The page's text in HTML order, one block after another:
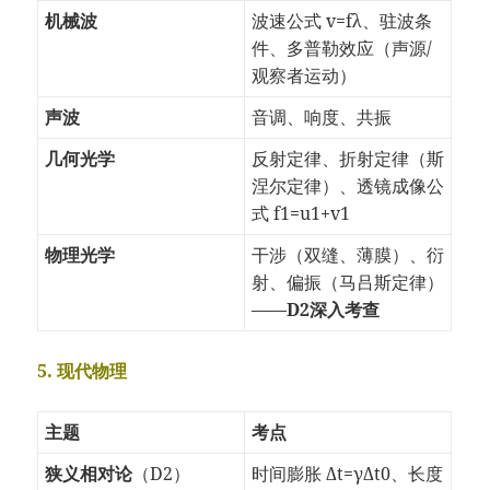
机械波 波速公式v=fλ、驻波条
件、多普勒效应（声源/
观察者运动）
声波
音调、响度、共振
几何光学
反射定律、折射定律（斯
涅尔定律）、透镜成像公
式f1=u1+v1
物理光学
干涉（双缝、薄膜）、衍
射、偏振（马吕斯定律）
——D2深入考查
5. 现代物理
主题
考点
狭义相对论（D2） 时间膨胀Δt=γΔt0、长度